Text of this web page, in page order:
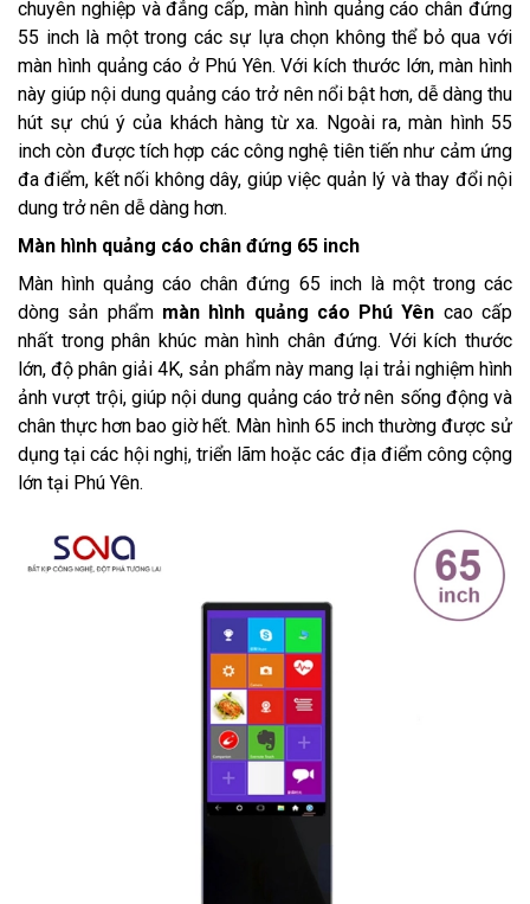
chuyên nghiệp và đẳng cấp, màn hình quảng cáo chân đứng
55 inch là một trong các sự lựa chọn không thể bỏ qua với
màn hình quảng cáo ở Phú Yên. Với kích thước lớn, màn hình
này giúp nội dung quảng cáo trở nên nổi bật hơn, dễ dàng thu
hút sự chú ý của khách hàng từ xa. Ngoài ra, màn hình 55
inch còn được tích hợp các công nghệ tiên tiến như cảm ứng
đa điểm, kết nối không dây, giúp việc quản lý và thay đổi nội
dung trở nên dễ dàng hơn.
Màn hình quảng cáo chân đứng 65 inch
Màn hình quảng cáo chân đứng 65 inch là một trong các
dòng sản phẩm màn hình quảng cáo Phú Yên cao cấp
nhất trong phân khúc màn hình chân đứng. Với kích thước
lớn, độ phân giải 4K, sản phẩm này mang lại trải nghiệm hình
ảnh vượt trội, giúp nội dung quảng cáo trở nên sống động và
chân thực hơn bao giờ hết. Màn hình 65 inch thường được sử
dụng tại các hội nghị, triển lãm hoặc các địa điểm công cộng
lớn tại Phú Yên.